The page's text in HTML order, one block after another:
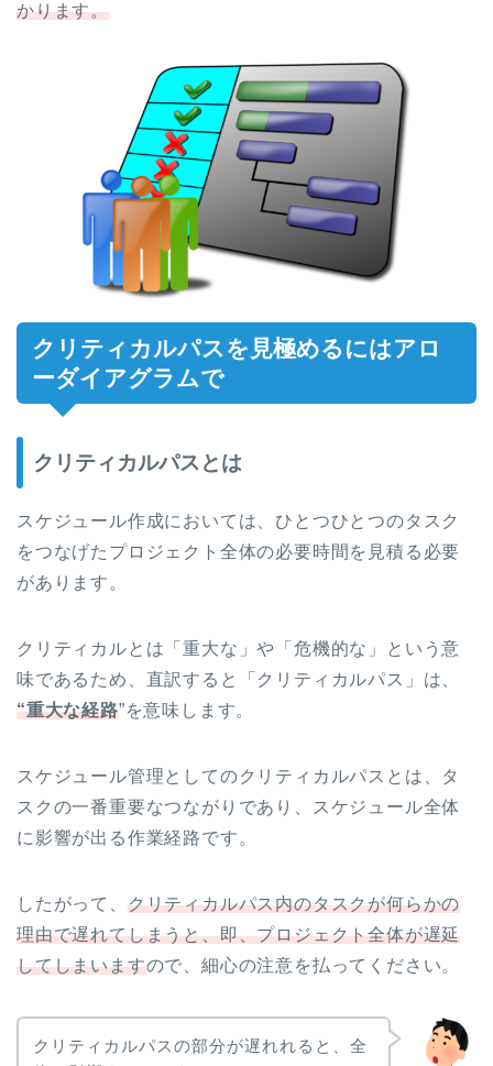
かります。
クリティカルパスを見極めるにはアロ
ーダイアグラムで
クリティカルパスとは
スケジュール作成においては、ひとつひとつのタスク
をつなげたプロジェクト全体の必要時間を見積る必要
があります。
クリティカルとは「重大な」や「危機的な」という意
味であるため、直訳すると「クリティカルパス」は、
“重大な経路”を意味します。
スケジュール管理としてのクリティカルパスとは、タ
スクの一番重要なつながりであり、スケジュール全体
に影響が出る作業経路です。
したがって、 クリティカルパス内のタスクが何らかの
理由で遅れてしまうと、即、プロジェクト全体が遅延
してしまいますので、細心の注意を払ってください。
クリティカルパスの部分が遅れれると、全